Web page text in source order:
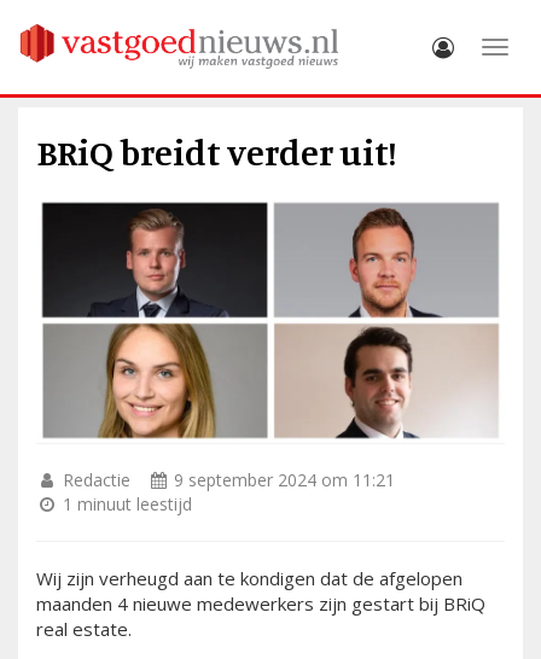
BRiQ breidt verder uit!
Redactie
9 september 2024 om 11:21
1 minuut leestijd
Wij zijn verheugd aan te kondigen dat de afgelopen
maanden 4 nieuwe medewerkers zijn gestart bij BRiQ
real estate.